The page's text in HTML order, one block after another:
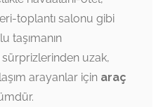
toplantı salonu gibi
taşımanın
uzak,
arayanlar için araç